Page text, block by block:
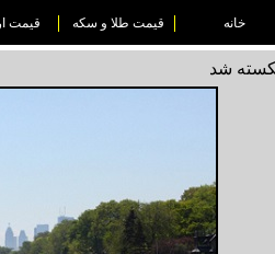
خانه قیمت طلا و سکه قیمت